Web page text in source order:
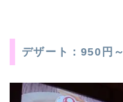
デザート：950円～